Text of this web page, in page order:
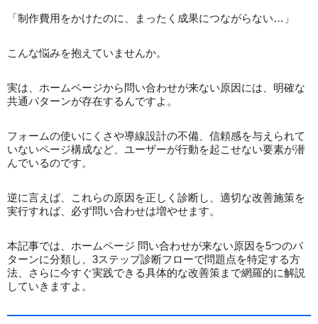
「制作費用をかけたのに、まったく成果につながらない…」
こんな悩みを抱えていませんか。
実は、ホームページから問い合わせが来ない原因には、明確な
共通パターンが存在するんですよ。
フォームの使いにくさや導線設計の不備、信頼感を与えられて
いないページ構成など、ユーザーが行動を起こせない要素が潜
んでいるのです。
逆に言えば、これらの原因を正しく診断し、適切な改善施策を
実行すれば、必ず問い合わせは増やせます。
本記事では、ホームページ 問い合わせが来ない原因を5つのパ
ターンに分類し、3ステップ診断フローで問題点を特定する方
法、さらに今すぐ実践できる具体的な改善策まで網羅的に解説
していきますよ。